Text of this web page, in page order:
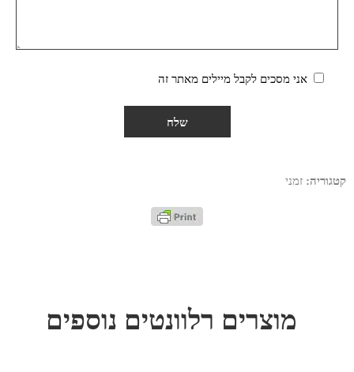
אני מסכים לקבל מיילים מאתר זה
קטגוריה: זמני
מוצרים רלוונטים נוספים